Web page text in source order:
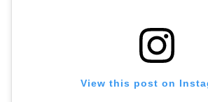
View this post on